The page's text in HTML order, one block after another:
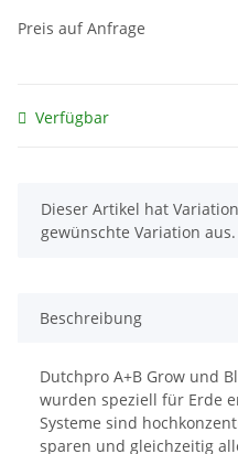
Preis auf Anfrage
Verfügbar
x
Dieser Artikel hat
gewünschte Variation aus.
Beschreibung
Dutchpro A+B Grow und
wurden speziell für Erde
Systeme sind
sparen und gleichzeitig